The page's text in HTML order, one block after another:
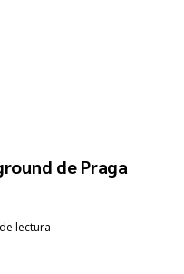
de Praga
lectura